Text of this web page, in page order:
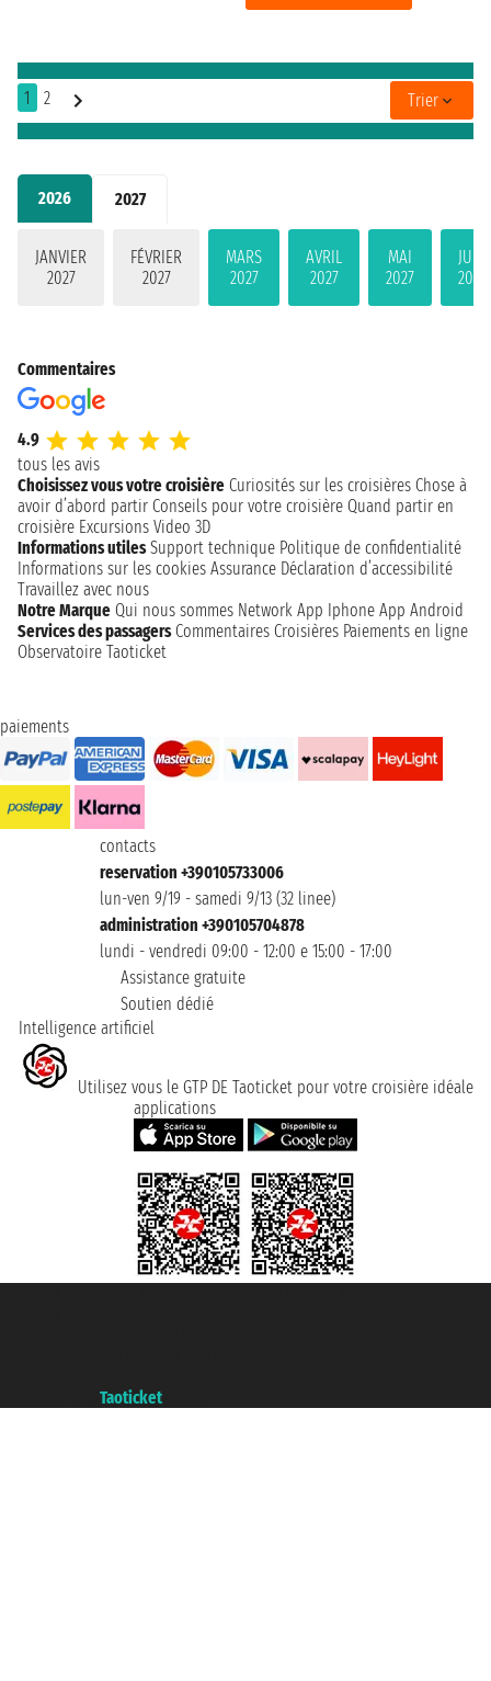
2026 2027
JANVIER
2027
FÉVRIER
2027
MARS
2027
AVRIL
2027
MAI
2027
JUIN
2027
1 2 Trier
Commentaires
4.9
tous les avis
Choisissez vous votre croisière Curiosités sur les croisières Chose à
avoir d’abord partir Conseils pour votre croisière Quand partir en
croisière Excursions Video 3D
Informations utiles Support technique Politique de confidentialité
Informations sur les cookies Assurance Déclaration d’accessibilité
Travaillez avec nous
Notre Marque Qui nous sommes Network App Iphone App Android
Services des passagers Commentaires Croisières Paiements en ligne
Observatoire Taoticket
paiements
contacts
reservation +390105733006
lun-ven 9/19 - samedi 9/13 (32 linee)
administration +390105704878
lundi - vendredi 09:00 - 12:00 e 15:00 - 17:00
Assistance gratuite
Soutien dédié
Intelligence artificiel
Utilisez vous le GTP DE Taoticket pour votre croisière idéale
applications
Taoticket